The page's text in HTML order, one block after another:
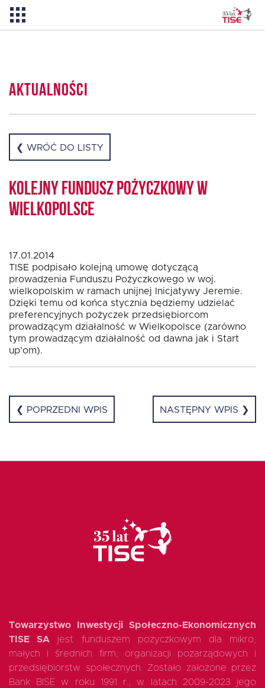
Dlaczego TISE?
Pożyczka rozwojowa TISE – NOWOŚĆ!
Oferta dla NGO/PES
Fundusz FKIS
Rodo
Rekrutujemy
Kontakt
Aktualności
❮ WRÓĆ DO LISTY
Kolejny Fundusz Pożyczkowy w
Wielkopolsce
17.01.2014
TISE podpisało kolejną umowę dotyczącą
prowadzenia Funduszu Pożyczkowego w woj.
wielkopolskim w ramach unijnej Inicjatywy Jeremie.
Dzięki temu od końca stycznia będziemy udzielać
preferencyjnych pożyczek przedsiębiorcom
prowadzącym działalność w Wielkopolsce (zarówno
tym prowadzącym działalność od dawna jak i Start
up’om).
❮ POPRZEDNI WPIS NASTĘPNY WPIS ❯
Towarzystwo Inwestycji Społeczno-Ekonomicznych
TISE SA jest funduszem pożyczkowym dla mikro,
małych i średnich firm, organizacji pozarządowych i
przedsiębiorstw społecznych. Zostało założone przez
Bank BISE w roku 1991 r., w latach 2009-2023 jego